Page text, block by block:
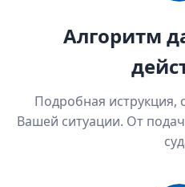
Алгоритм
Подробная иструкция,
Вашей ситуации. От